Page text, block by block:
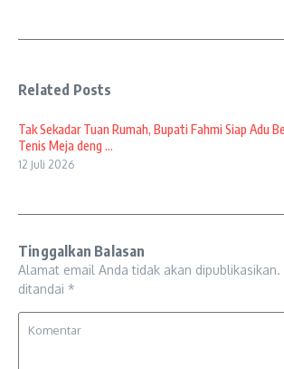
Related Posts
Tak Sekadar Tuan Rumah, Bupati Fahmi Siap Adu
Tenis Meja deng ...
12 Juli 2026
Tinggalkan Balasan
Alamat email Anda tidak akan dipublikasikan.
ditandai *